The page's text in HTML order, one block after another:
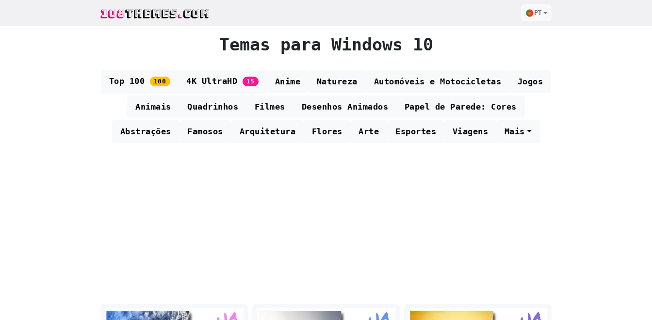
108THEMES.COM PT
Temas para Windows 10
Top 100 100 4K UltraHD 15 Anime Natureza Automóveis e Motocicletas Jogos
Animais Quadrinhos Filmes Desenhos Animados Papel de Parede: Cores
Abstrações Famosos Arquitetura Flores Arte Esportes Viagens Mais